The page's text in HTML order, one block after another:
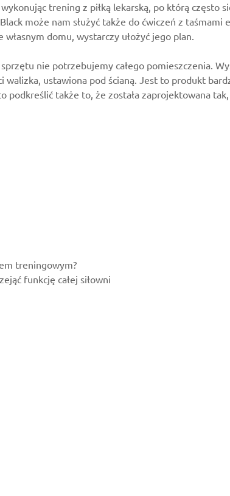
trening z piłką lekarską, po którą często
może nam służyć także do ćwiczeń z
domu, wystarczy ułożyć jego plan.
nie potrzebujemy całego pomieszczenia.
ustawiona pod ścianą. Jest to produkt
także to, że została zaprojektowana
treningowym?
funkcję całej siłowni